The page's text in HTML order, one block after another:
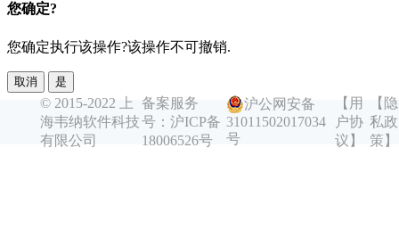
您确定?
您确定执行该操作?该操作不可撤销.
取消 是
© 2015-2022 上
海韦纳软件科技
有限公司
备案服务
号：沪ICP备
18006526号
沪公网安备
31011502017034
号
【用
户协
议】
【隐
私政
策】